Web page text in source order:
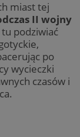
miast tej
II wojny
podziwiać
po
wycieczki
czasów i